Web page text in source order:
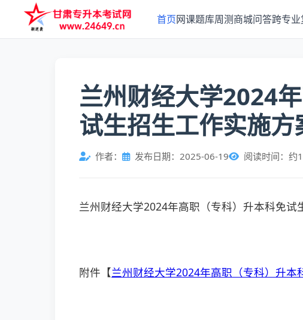
首页网课题库周测商城问答跨专业
兰州财经大学2024
试生招生工作实施方
作者： 发布日期：2025-06-19 阅读时间：约
兰州财经大学2024年高职（专科）升本科免试
附件【兰州财经大学2024年高职（专科）升